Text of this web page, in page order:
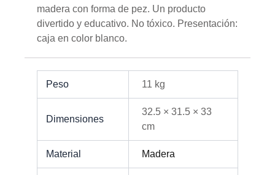
madera con forma de pez. Un producto
divertido y educativo. No tóxico. Presentación:
caja en color blanco.
Peso 11 kg
Dimensiones
32.5 × 31.5 × 33
cm
Material Madera